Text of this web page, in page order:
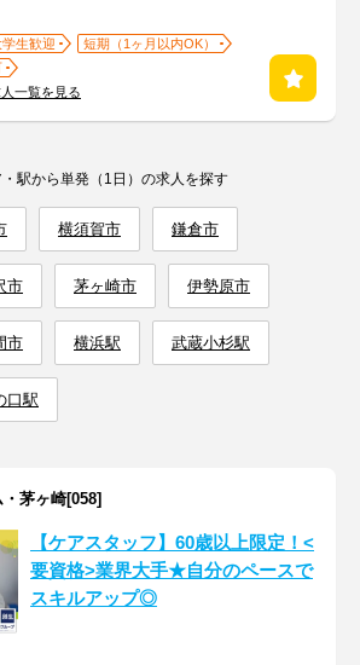
学生歓迎
短期（1ヶ月以内OK）
一覧を見る
駅から単発（1日）の求人を探す
横須賀市 鎌倉市
市 茅ヶ崎市 伊勢原市
市 横浜駅 武蔵小杉駅
口駅
茅ヶ崎[058]
【ケアスタッフ】60歳以上限定！<
要資格>業界大手★自分のペースで
スキルアップ◎